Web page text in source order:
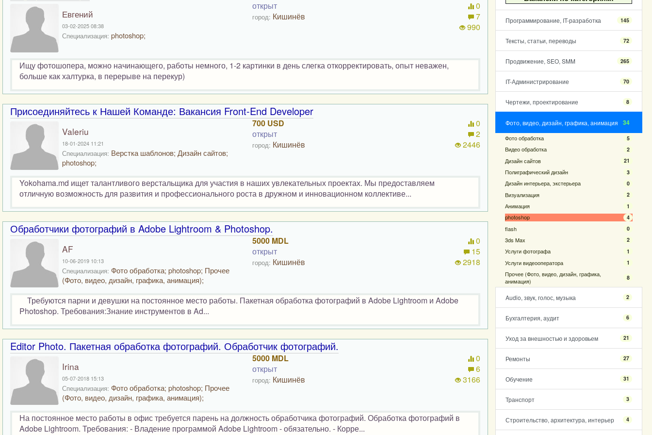
Программирование, IT-разработка 145
Тексты, статьи, переводы 72
Продвижение, SEO, SMM 265
IT-Администрирование 70
Чертежи, проектирование 8
Фото, видео, дизайн, графика, анимация 34
Фото обработка 5
Видео обработка 2
Дизайн сайтов 21
Полиграфический дизайн 3
Дизайн интерьера, экстерьера 0
Визуализация 2
Анимация 1
photoshop 4
flash 0
3ds Max 2
Услуги фотографа 1
Услуги видеооператора 1
Прочее (Фото, видео, дизайн, графика,
анимация)
8
Audio, звук, голос, музыка 2
Бухгалтерия, аудит 6
Уход за внешностью и здоровьем 21
Ремонты 27
Обучение 31
Транспорт 3
Строительство, архитектура, интерьер 4
Евгений
03-02-2025 08:38
Специализация: photoshop;
открыт
город: Кишинёв
0
7
990
Ищу фотошопера, можно начинающего, работы немного, 1-2 картинки в день слегка откорректировать, опыт неважен,
больше как халтурка, в перерыве на перекур)
Присоединяйтесь к Нашей Команде: Вакансия Front-End Developer
Valeriu
18-01-2024 11:21
Специализация: Верстка шаблонов; Дизайн сайтов;
photoshop;
700 USD
открыт
город: Кишинёв
0
2
2446
Yokohama.md ищет талантливого верстальщика для участия в наших увлекательных проектах. Мы предоставляем
отличную возможность для развития и профессионального роста в дружном и инновационном коллективе...
Обработчики фотографий в Adobe Lightroom & Photoshop.
AF
10-06-2019 10:13
Специализация: Фото обработка; photoshop; Прочее
(Фото, видео, дизайн, графика, анимация);
5000 MDL
открыт
город: Кишинёв
0
15
2918
Требуются парни и девушки на постоянное место работы. Пакетная обработка фотографий в Adobe Lightroom и Adobe
Photoshop. Требования:Знание инструментов в Ad...
Editor Photo. Пакетная обработка фотографий. Обработчик фотографий.
Irina
05-07-2018 15:13
Специализация: Фото обработка; photoshop; Прочее
(Фото, видео, дизайн, графика, анимация);
5000 MDL
открыт
город: Кишинёв
0
6
3166
На постоянное место работы в офис требуется парень на должность обработчика фотографий. Обработка фотографий в
Adobe Lightroom. Требования: - Владение программой Adobe Lightroom - обязательно. - Корре...